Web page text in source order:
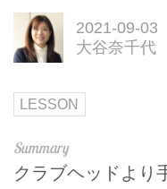
2021-09-03
大谷奈千代
LESSON
クラブヘッドより